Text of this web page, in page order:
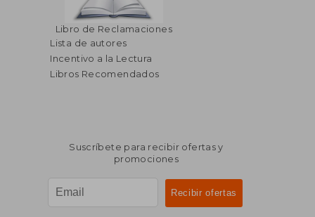
Libro de Reclamaciones
Lista de autores
Incentivo a la Lectura
Libros Recomendados
Suscríbete para recibir ofertas y
promociones